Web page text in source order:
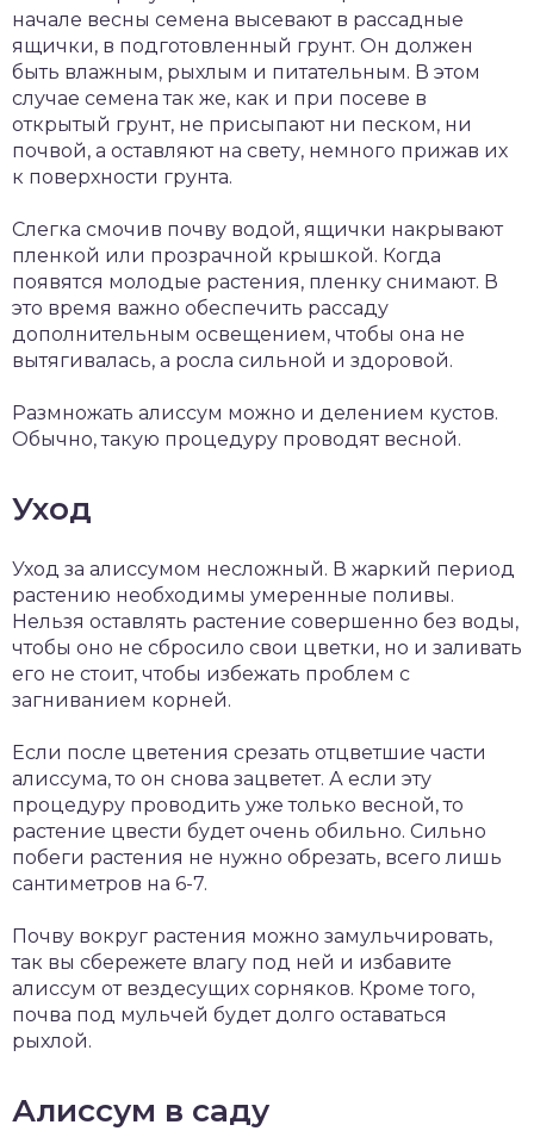
начале весны семена высевают в рассадные
ящички, в подготовленный грунт. Oн должен
быть влажным, рыхлым и питательным. В этом
случае семена так же, как и при посеве в
открытый грунт, не присыпают ни песком, ни
почвой, а оставляют на свету, немного прижав их
к поверхности грунта.
Слегка смочив почву водой, ящички накрывают
пленкой или прозрачной крышкой. Когда
появятся молодые растения, пленку снимают. В
это время важно обеспечить рассаду
дополнительным освещением, чтобы она не
вытягивалась, а росла сильной и здоровой.
Размножать алиссум можно и делением кустов.
Обычно, такую процедуру проводят весной.
Уход
Уход за алиссумом несложный. В жаркий период
растению необходимы умеренные поливы.
Нельзя оставлять растение совершенно без воды,
чтобы оно не сбросило свои цветки, но и заливать
его не стоит, чтобы избежать проблем с
загниванием корней.
Если после цветения срезать отцветшие части
алиссума, то он снова зацветет. А если эту
процедуру проводить уже только весной, то
растение цвести будет очень обильно. Сильно
побеги растения не нужно обрезать, всего лишь
сантиметров на 6-7.
Почву вокруг растения можно замульчировать,
так вы сбережете влагу под ней и избавите
алиссум от вездесущих сорняков. Кроме того,
почва под мульчей будет долго оставаться
рыхлой.
Алиссум в саду